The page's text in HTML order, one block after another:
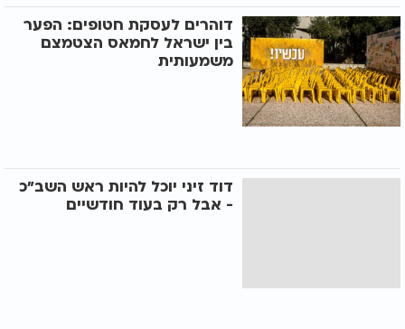
דוהרים לעסקת חטופים: הפער
בין ישראל לחמאס הצטמצם
משמעותית
דוד זיני יוכל להיות ראש השב"כ
- אבל רק בעוד חודשיים